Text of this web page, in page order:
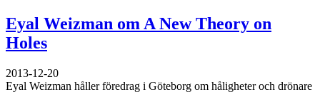
Eyal Weizman om A New Theory on
Holes
2013-12-20
Eyal Weizman håller föredrag i Göteborg om håligheter och drönare